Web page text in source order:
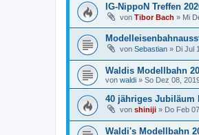
IG-NippoN Treffen
von Tibor Bach » Mi
von Sebastian » Di Jul
Waldis Modellbahn
von waldi » So Dez 08,
40 jähriges Jubiläum
von shiniji » Do Feb
Waldi's Modellbahn